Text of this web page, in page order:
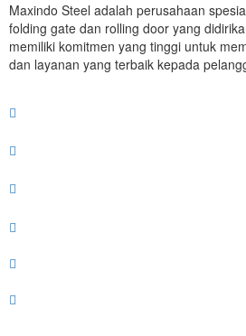
Maxindo Steel adalah perusahaan
folding gate dan rolling door yang
memiliki komitmen yang tinggi untuk
dan layanan yang terbaik kepada